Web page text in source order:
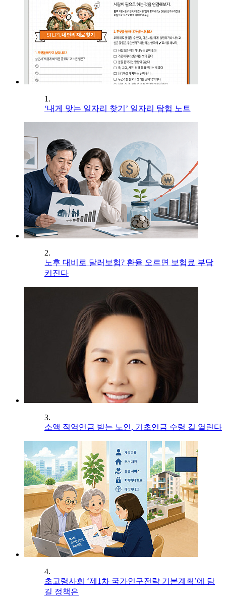
1.
‘내게 맞는 일자리 찾기’ 일자리 탐험 노트
2.
노후 대비로 달러보험? 환율 오르면 보험료 부담
커진다
3.
소액 직역연금 받는 노인, 기초연금 수령 길 열린다
4.
초고령사회 ‘제1차 국가인구전략 기본계획’에 담
길 정책은